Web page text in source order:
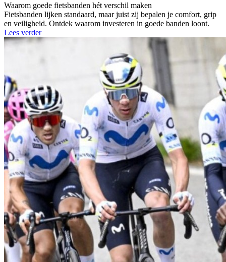
Waarom goede fietsbanden hét verschil maken
Fietsbanden lijken standaard, maar juist zij bepalen je comfort, grip
en veiligheid. Ontdek waarom investeren in goede banden loont.
Lees verder